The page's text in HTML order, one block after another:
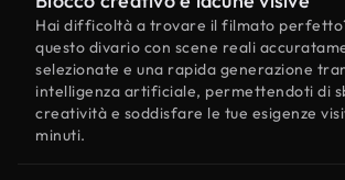
Hai difficoltà a trovare il filmato
questo divario con scene reali
selezionate e una rapida generazione
intelligenza artificiale, permettendoti di
creatività e soddisfare le tue esigenze
minuti.